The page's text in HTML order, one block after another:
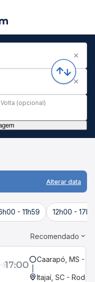
Volta (opcional)
Alterar data
- 11h59 12h00 -
Recomendado
17:00 Caarapó, MS -
Itajaí, SC -